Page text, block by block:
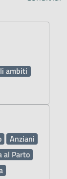
ambiti
Anziani
al Parto